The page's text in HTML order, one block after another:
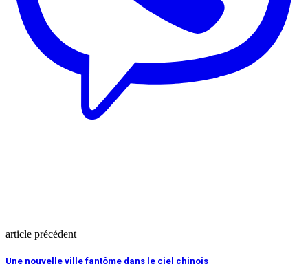
article précédent
Une nouvelle ville fantôme dans le ciel chinois